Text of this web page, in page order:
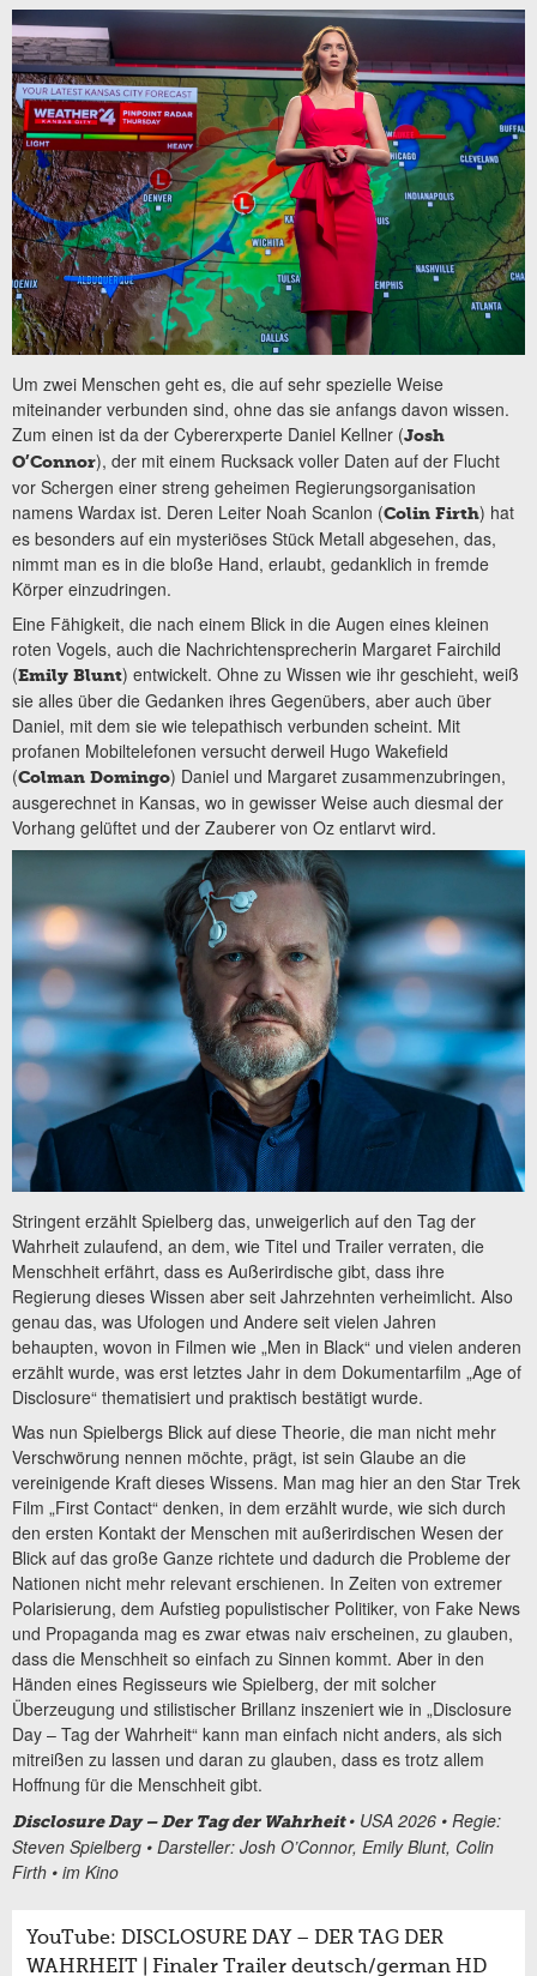
Um zwei Menschen geht es, die auf sehr spezielle Weise
miteinander verbunden sind, ohne das sie anfangs davon wissen.
Zum einen ist da der Cybererxperte Daniel Kellner (Josh
O’Connor), der mit einem Rucksack voller Daten auf der Flucht
vor Schergen einer streng geheimen Regierungsorganisation
namens Wardax ist. Deren Leiter Noah Scanlon (Colin Firth) hat
es besonders auf ein mysteriöses Stück Metall abgesehen, das,
nimmt man es in die bloße Hand, erlaubt, gedanklich in fremde
Körper einzudringen.
Eine Fähigkeit, die nach einem Blick in die Augen eines kleinen
roten Vogels, auch die Nachrichtensprecherin Margaret Fairchild
(Emily Blunt) entwickelt. Ohne zu Wissen wie ihr geschieht, weiß
sie alles über die Gedanken ihres Gegenübers, aber auch über
Daniel, mit dem sie wie telepathisch verbunden scheint. Mit
profanen Mobiltelefonen versucht derweil Hugo Wakefield
(Colman Domingo) Daniel und Margaret zusammenzubringen,
ausgerechnet in Kansas, wo in gewisser Weise auch diesmal der
Vorhang gelüftet und der Zauberer von Oz entlarvt wird.
Stringent erzählt Spielberg das, unweigerlich auf den Tag der
Wahrheit zulaufend, an dem, wie Titel und Trailer verraten, die
Menschheit erfährt, dass es Außerirdische gibt, dass ihre
Regierung dieses Wissen aber seit Jahrzehnten verheimlicht. Also
genau das, was Ufologen und Andere seit vielen Jahren
behaupten, wovon in Filmen wie „Men in Black“ und vielen anderen
erzählt wurde, was erst letztes Jahr in dem Dokumentarfilm „Age of
Disclosure“ thematisiert und praktisch bestätigt wurde.
Was nun Spielbergs Blick auf diese Theorie, die man nicht mehr
Verschwörung nennen möchte, prägt, ist sein Glaube an die
vereinigende Kraft dieses Wissens. Man mag hier an den Star Trek
Film „First Contact“ denken, in dem erzählt wurde, wie sich durch
den ersten Kontakt der Menschen mit außerirdischen Wesen der
Blick auf das große Ganze richtete und dadurch die Probleme der
Nationen nicht mehr relevant erschienen. In Zeiten von extremer
Polarisierung, dem Aufstieg populistischer Politiker, von Fake News
und Propaganda mag es zwar etwas naiv erscheinen, zu glauben,
dass die Menschheit so einfach zu Sinnen kommt. Aber in den
Händen eines Regisseurs wie Spielberg, der mit solcher
Überzeugung und stilistischer Brillanz inszeniert wie in „Disclosure
Day – Tag der Wahrheit“ kann man einfach nicht anders, als sich
mitreißen zu lassen und daran zu glauben, dass es trotz allem
Hoffnung für die Menschheit gibt.
Disclosure Day – Der Tag der Wahrheit• USA 2026 • Regie:
Steven Spielberg • Darsteller: Josh O’Connor, Emily Blunt, Colin
Firth • im Kino
YouTube: DISCLOSURE DAY – DER TAG DER
WAHRHEIT | Finaler Trailer deutsch/german HD